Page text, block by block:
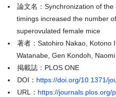
論文名：Synchronization of
timings increased the number
superovulated female mice
著者：Satohiro Nakao, Kotono
Watanabe, Gen Kondoh,
掲載誌：PLOS ONE
DOI： https://doi.org/10.1371/
URL： https://journals.plos.org/